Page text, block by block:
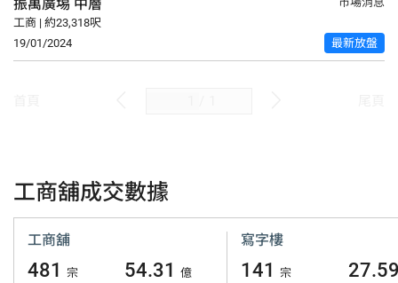
振萬廣埸 中層
工商 | 約23,318呎
19/01/2024
最新放盤
工商舖成交數據
工商舖
481 宗 54.31 億
寫字樓
141 宗